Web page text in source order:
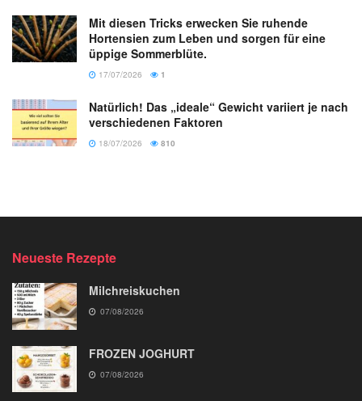
Mit diesen Tricks erwecken Sie ruhende
Hortensien zum Leben und sorgen für eine
üppige Sommerblüte.
17/07/2026 1
Natürlich! Das „ideale“ Gewicht variiert je nach
verschiedenen Faktoren
18/07/2026 810
Neueste Rezepte
Milchreiskuchen
07/08/2026
FROZEN JOGHURT
07/08/2026